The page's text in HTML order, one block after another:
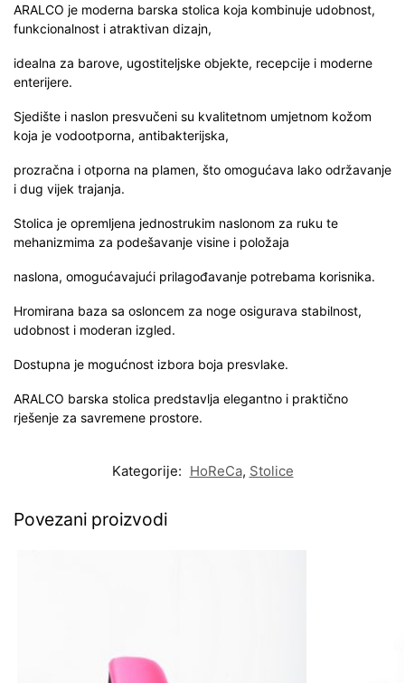
ARALCO je moderna barska stolica koja kombinuje udobnost,
funkcionalnost i atraktivan dizajn,
idealna za barove, ugostiteljske objekte, recepcije i moderne
enterijere.
Sjedište i naslon presvučeni su kvalitetnom umjetnom kožom
koja je vodootporna, antibakterijska,
prozračna i otporna na plamen, što omogućava lako održavanje
i dug vijek trajanja.
Stolica je opremljena jednostrukim naslonom za ruku te
mehanizmima za podešavanje visine i položaja
naslona, omogućavajući prilagođavanje potrebama korisnika.
Hromirana baza sa osloncem za noge osigurava stabilnost,
udobnost i moderan izgled.
Dostupna je mogućnost izbora boja presvlake.
ARALCO barska stolica predstavlja elegantno i praktično
rješenje za savremene prostore.
Kategorije: HoReCa, Stolice
Povezani proizvodi